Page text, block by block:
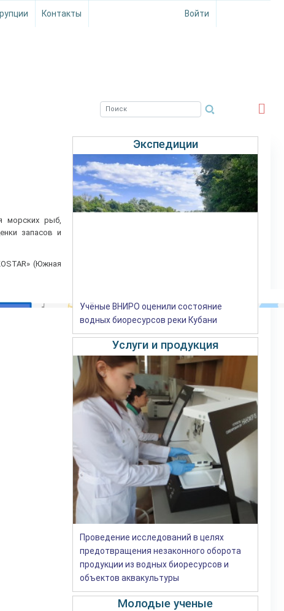
Контакты Войти
морских рыб,
запасов и
(Южная
Экспедиции
Учёные ВНИРО оценили состояние
водных биоресурсов реки Кубани
Услуги и продукция
Проведение исследований в целях
предотвращения незаконного оборота
продукции из водных биоресурсов и
объектов аквакультуры
Молодые ученые